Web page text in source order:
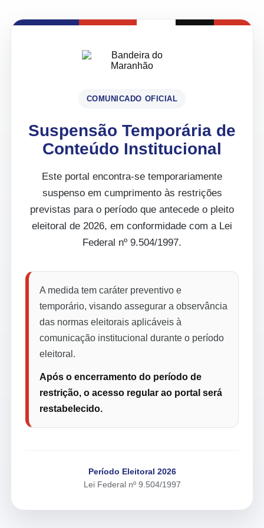
COMUNICADO OFICIAL
Suspensão Temporária de
Conteúdo Institucional
Este portal encontra-se temporariamente
suspenso em cumprimento às restrições
previstas para o período que antecede o pleito
eleitoral de 2026, em conformidade com a Lei
Federal nº 9.504/1997.
A medida tem caráter preventivo e
temporário, visando assegurar a observância
das normas eleitorais aplicáveis à
comunicação institucional durante o período
eleitoral.
Após o encerramento do período de
restrição, o acesso regular ao portal será
restabelecido.
Período Eleitoral 2026
Lei Federal nº 9.504/1997